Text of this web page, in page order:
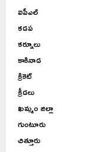
ఐపీఎల్
కడప
కర్నూలు
కాకినాడ
క్రికెట్
క్రీడలు
ఖమ్మం జిల్లా
గుంటూరు
చిత్తూరు